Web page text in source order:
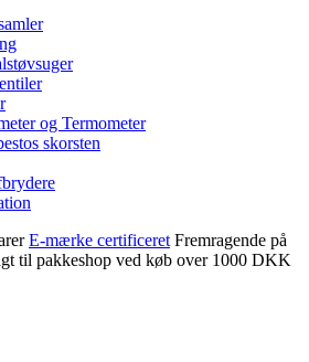
og Termometer
skorsten
E-mærke certificeret Fremragende på
til pakkeshop ved køb over 1000 DKK